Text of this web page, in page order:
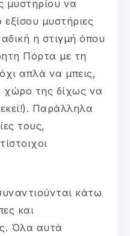
μυστηρίου να
μυστήριες
η στιγμή όπου
Πόρτα με τη
απλά να μπεις,
χώρο της δίχως να
εκεί!). Παράλληλα
τους,
κάτω
και
Όλα αυτά